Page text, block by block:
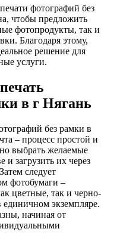
фотографий без
чтобы предложить
фотопродукты, так и
Благодаря этому,
решение для
услуги.
в г Нягань
без рамки в
– процесс простой и
выбрать желаемые
и загрузить их через
следует
фотобумаги –
цветные, так и черно-
экземпляре.
начиная от